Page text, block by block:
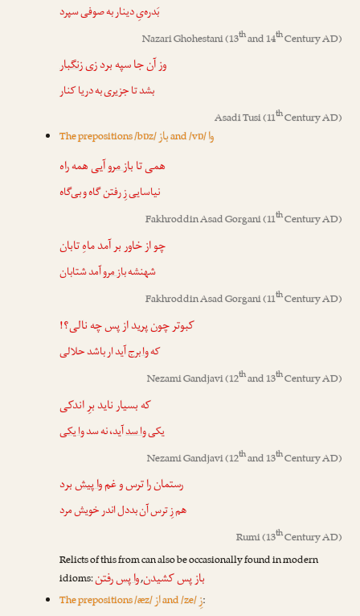
بَدره‌یِ دینار به صوفی سپرد
Nazari Ghohestani(13thand 14thCentury AD)
وز آن جا سپه بردزی زنگبار
بشد تا جزیری به دریا کنار
Asadi Tusi(11thCentury AD)
The prepositions /bɒz/بازand /vɒ/وا
همی تاباز مروآیی همه راه
نیاسایی زِ رفتن گاه و بی‌گاه
Fakhroddin Asad Gorgani(11thCentury AD)
چو از خاور بر آمد ماهِ تابان
شهنشهباز مروآمد شتابان
Fakhroddin Asad Gorgani(11thCentury AD)
کبوتر چون پرید از پس چه نالی؟!
کهوا برجآید ار باشد حلالی
Nezami Gandjavi(12thand 13thCentury AD)
که بسیار ناید برِ اندکی
یکیوا سدآید، نه سدوا یکی
Nezami Gandjavi(12thand 13thCentury AD)
رستمان را ترس و غموا پیشبرد
هم زِ ترس آن بددل اندر خویش مرد
Rumi(13thCentury AD)
Relicts of this from can also be occasionally found in modern
idioms: باز پس کشیدن,وا پسرفتن
The prepositions /æz/ازand /ze/زِ: